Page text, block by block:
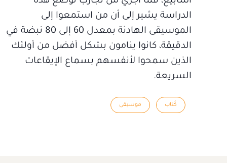
الدراسة يشير إلى أن من استمعوا إلى
الموسيقى الهادئة بمعدل 60 إلى 80 نبضة في
الدقيقة، كانوا ينامون بشكل أفضل من أولئك
الذين سمحوا لأنفسهم بسماع الإيقاعات
السريعة.
كُتاب موسيقى